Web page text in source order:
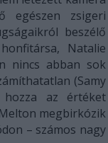
egészen zsigeri
beszélő
Natalie
nincs abban sok
(Samy
hozza az értéket
megbirkózik
– számos nagy